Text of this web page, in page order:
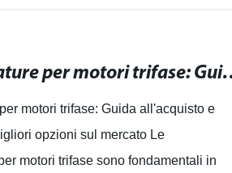
Apparecchiature per motori
motori trifase: Guida all'acquisto e
opzioni sul mercato Le
motori trifase sono fondamentali in